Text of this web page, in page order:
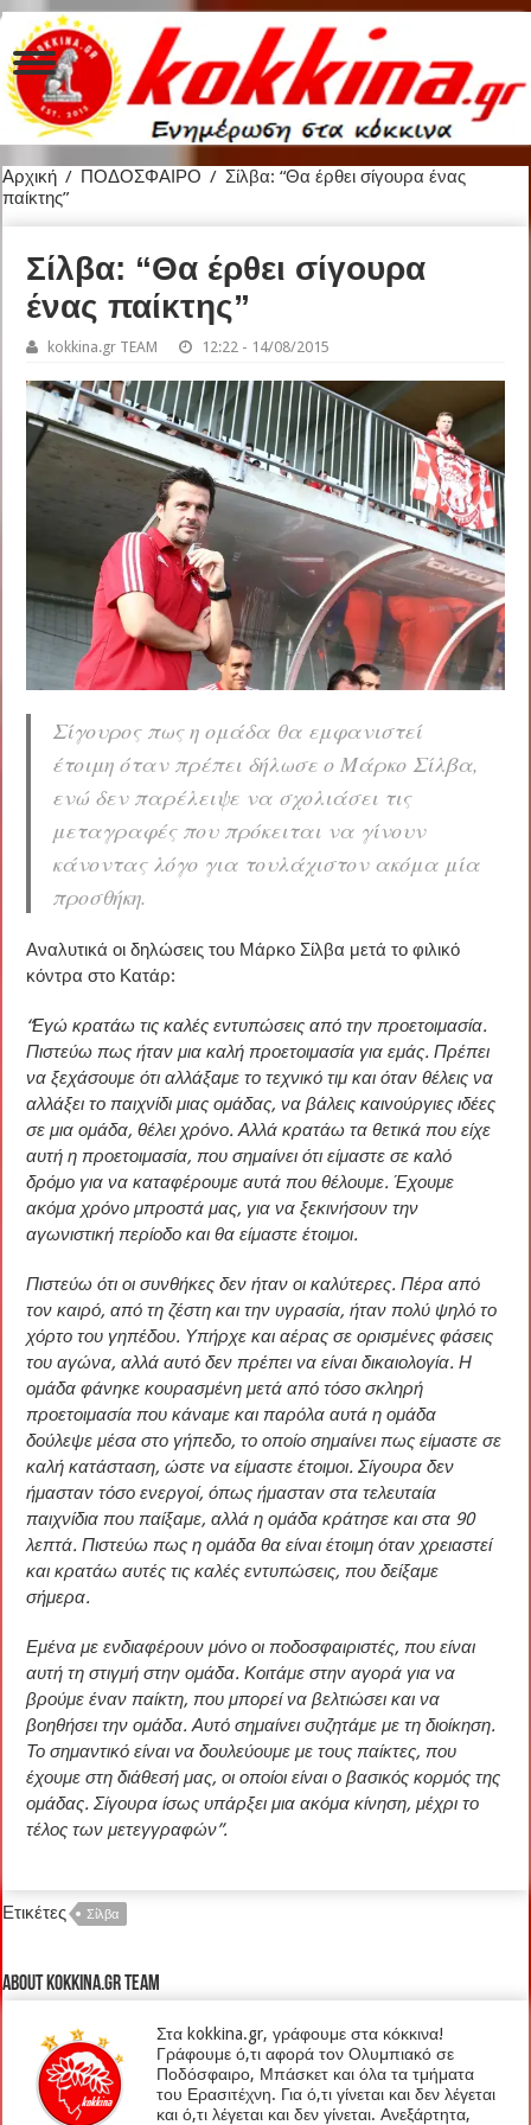
Αρχική / ΠΟΔΟΣΦΑΙΡΟ / Σίλβα: “Θα έρθει σίγουρα ένας
παίκτης”
Σίλβα: “Θα έρθει σίγουρα
ένας παίκτης”
kokkina.gr TEAM 12:22 - 14/08/2015
Σίγουρος πως η ομάδα θα εμφανιστεί
έτοιμη όταν πρέπει δήλωσε ο Μάρκο Σίλβα,
ενώ δεν παρέλειψε να σχολιάσει τις
μεταγραφές που πρόκειται να γίνουν
κάνοντας λόγο για τουλάχιστον ακόμα μία
προσθήκη.
Αναλυτικά οι δηλώσεις του Μάρκο Σίλβα μετά το φιλικό
κόντρα στο Κατάρ:
“Εγώ κρατάω τις καλές εντυπώσεις από την προετοιμασία.
Πιστεύω πως ήταν μια καλή προετοιμασία για εμάς. Πρέπει
να ξεχάσουμε ότι αλλάξαμε το τεχνικό τιμ και όταν θέλεις να
αλλάξει το παιχνίδι μιας ομάδας, να βάλεις καινούργιες ιδέες
σε μια ομάδα, θέλει χρόνο. Αλλά κρατάω τα θετικά που είχε
αυτή η προετοιμασία, που σημαίνει ότι είμαστε σε καλό
δρόμο για να καταφέρουμε αυτά που θέλουμε. Έχουμε
ακόμα χρόνο μπροστά μας, για να ξεκινήσουν την
αγωνιστική περίοδο και θα είμαστε έτοιμοι.
Πιστεύω ότι οι συνθήκες δεν ήταν οι καλύτερες. Πέρα από
τον καιρό, από τη ζέστη και την υγρασία, ήταν πολύ ψηλό το
χόρτο του γηπέδου. Υπήρχε και αέρας σε ορισμένες φάσεις
του αγώνα, αλλά αυτό δεν πρέπει να είναι δικαιολογία. Η
ομάδα φάνηκε κουρασμένη μετά από τόσο σκληρή
προετοιμασία που κάναμε και παρόλα αυτά η ομάδα
δούλεψε μέσα στο γήπεδο, το οποίο σημαίνει πως είμαστε σε
καλή κατάσταση, ώστε να είμαστε έτοιμοι. Σίγουρα δεν
ήμασταν τόσο ενεργοί, όπως ήμασταν στα τελευταία
παιχνίδια που παίξαμε, αλλά η ομάδα κράτησε και στα 90
λεπτά. Πιστεύω πως η ομάδα θα είναι έτοιμη όταν χρειαστεί
και κρατάω αυτές τις καλές εντυπώσεις, που δείξαμε
σήμερα.
Εμένα με ενδιαφέρουν μόνο οι ποδοσφαιριστές, που είναι
αυτή τη στιγμή στην ομάδα. Κοιτάμε στην αγορά για να
βρούμε έναν παίκτη, που μπορεί να βελτιώσει και να
βοηθήσει την ομάδα. Αυτό σημαίνει συζητάμε με τη διοίκηση.
Το σημαντικό είναι να δουλεύουμε με τους παίκτες, που
έχουμε στη διάθεσή μας, οι οποίοι είναι ο βασικός κορμός της
ομάδας. Σίγουρα ίσως υπάρξει μια ακόμα κίνηση, μέχρι το
τέλος των μετεγγραφών”.
Ετικέτες Σίλβα
About kokkina.gr TEAM
Στα kokkina.gr, γράφουμε στα κόκκινα!
Γράφουμε ό,τι αφορά τον Ολυμπιακό σε
Ποδόσφαιρο, Μπάσκετ και όλα τα τμήματα
του Ερασιτέχνη. Για ό,τι γίνεται και δεν λέγεται
και ό,τι λέγεται και δεν γίνεται. Ανεξάρτητα,